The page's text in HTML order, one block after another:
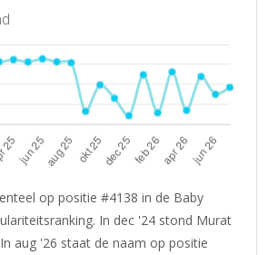
op positie #4138 in de Baby
In dec '24 stond Murat
aug '26 staat de naam op positie